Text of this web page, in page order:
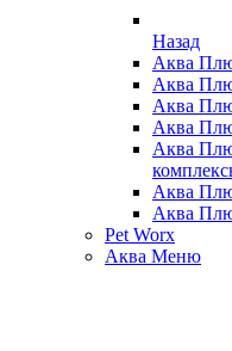
Назад
Аква
Аква
Аква
Аква
Аква
Аква
Аква
Pet Worx
Аква Меню